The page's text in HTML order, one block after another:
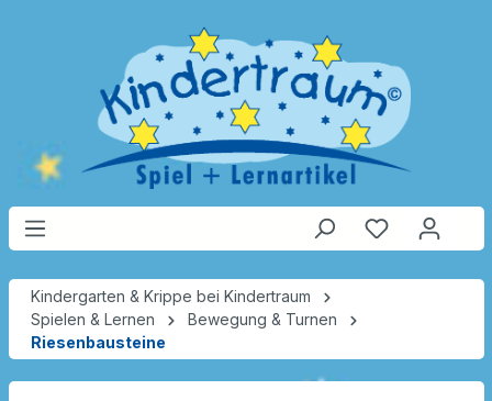
Kindergarten & Krippe bei Kindertraum
Spielen & Lernen
Bewegung & Turnen
Riesenbausteine